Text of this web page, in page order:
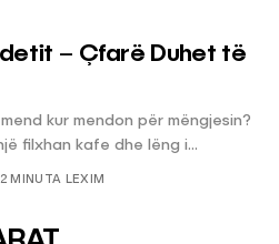
– Çfarë Duhet të
kur mendon për mëngjesin?
filxhan kafe dhe lëng i...
2 MINUTA LEXIM